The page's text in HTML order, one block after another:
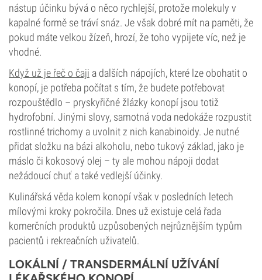
nástup účinku bývá o něco rychlejší, protože molekuly v
kapalné formě se tráví snáz. Je však dobré mít na paměti, že
pokud máte velkou žízeň, hrozí, že toho vypijete víc, než je
vhodné.
Když už je řeč o čaji a dalších nápojích, které lze obohatit o
konopí, je potřeba počítat s tím, že budete potřebovat
rozpouštědlo – pryskyřičné žlázky konopí jsou totiž
hydrofobní. Jinými slovy, samotná voda nedokáže rozpustit
rostlinné trichomy a uvolnit z nich kanabinoidy. Je nutné
přidat složku na bázi alkoholu, nebo tukový základ, jako je
máslo či kokosový olej – ty ale mohou nápoji dodat
nežádoucí chuť a také vedlejší účinky.
Kulinářská věda kolem konopí však v posledních letech
mílovými kroky pokročila. Dnes už existuje celá řada
komerčních produktů uzpůsobených nejrůznějším typům
pacientů i rekreačních uživatelů.
LOKÁLNÍ / TRANSDERMÁLNÍ UŽÍVÁNÍ